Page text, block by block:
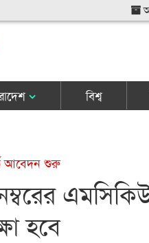
বিশ্ব
আবেদন শুরু
হবে